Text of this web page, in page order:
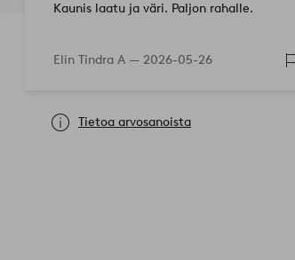
Kaunis laatu ja väri. Paljon rahalle.
Elin Tindra A — 2026-05-26
Tietoa arvosanoista